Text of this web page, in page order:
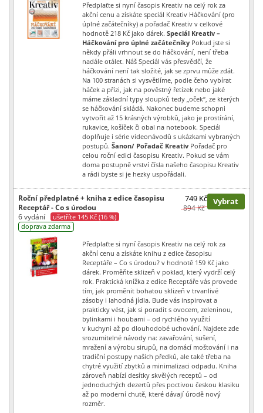
Předplaťte si nyní časopis Kreativ na celý rok za
akční cenu a získáte speciál Kreativ Háčkování (pro
úplné začátečníky) a pořadač Kreativ v celkové
hodnotě 218 Kč jako dárek. Speciál Kreativ –
Háčkování pro úplné začátečníky Pokud jste si
někdy přáli vrhnout se do háčkování, není třeba
nadále otálet. Náš Speciál vás přesvědčí, že
háčkování není tak složité, jak se zprvu může zdát.
Na 100 stranách si vysvětlíme, podle čeho vybírat
háček a přízi, jak na pověstný řetízek nebo jaké
máme základní typy sloupků tedy „oček“, ze kterých
se háčkování skládá. Nakonec budeme schopni
vytvořit až 15 krásných výrobků, jako je prostírání,
rukavice, košíček či obal na notebook. Speciál
doplňuje i série videonávodů s ukázkami vybraných
postupů. Šanon/ Pořadač Kreativ Pořadač pro
celou roční edici časopisu Kreativ. Pokud se vám
doma postupně vrství čísla našeho časopisu Kreativ
a rádi byste si je hezky uspořádali.
Roční předplatné + kniha z edice časopisu
Receptář - Co s úrodou
6 vydání
ušetříte 145 Kč (16 %)
doprava zdarma
749 Kč
894 Kč
Vybrat
Předplaťte si nyní časopis Kreativ na celý rok za
akční cenu a získáte knihu z edice časopisu
Receptáře – Co s úrodou? v hodnotě 159 Kč jako
dárek. Proměňte sklizeň v poklad, který vydrží celý
rok. Praktická knížka z edice Receptáře vás provede
tím, jak proměnit bohatou sklizeň v trvanlivé
zásoby i lahodná jídla. Bude vás inspirovat a
prakticky vést, jak si poradit s ovocem, zeleninou,
bylinkami i houbami – od rychlého využití
v kuchyni až po dlouhodobé uchování. Najdete zde
srozumitelné návody na: zavařování, sušení,
mražení a výrobu sirupů, na domácí moštování i na
tradiční postupy našich předků, ale také třeba na
chytré využití zbytků a minimalizaci odpadu. Kniha
zároveň nabízí desítky skvělých receptů – od
jednoduchých dezertů přes poctivou českou klasiku
až po moderní chutě, které dávají úrodě nový
rozměr.